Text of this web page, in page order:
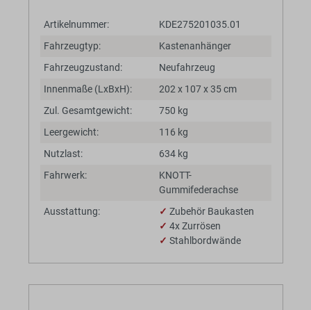
Artikelnummer:
KDE275201035.01
Fahrzeugtyp:
Kastenanhänger
Fahrzeugzustand:
Neufahrzeug
Innenmaße (LxBxH):
202 x 107 x 35 cm
Zul. Gesamtgewicht:
750 kg
Leergewicht:
116 kg
Nutzlast:
634 kg
Fahrwerk:
KNOTT-
Gummifederachse
Ausstattung:
✓ Zubehör Baukasten
✓ 4x Zurrösen
✓ Stahlbordwände